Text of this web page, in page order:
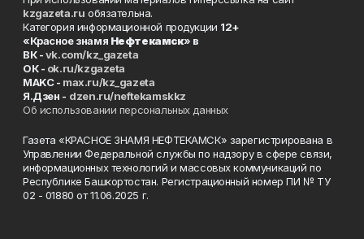
kzgazeta.ru обязательна.
Категория информационной продукции 12+
«Красное знамя Нефтекамск» в
ВК -vk.com/kz_gazeta
ОК - ok.ru/kzgazeta
MAKC - max.ru/kz_gazeta
Я.Дзен - dzen.ru/neftekamskkz
Об использовании персональных данных
Газета «КРАСНОЕ ЗНАМЯ НЕФТЕКАМСК» зарегистрирована в
Управлении Федеральной службы по надзору в сфере связи,
информационных технологий и массовых коммуникаций по
Республике Башкортостан. Регистрационный номер ПИ № ТУ
02 - 01880 от 11.06.2025 г.